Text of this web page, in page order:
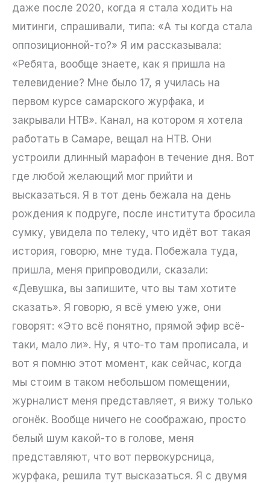
даже после 2020, когда я стала ходить на
митинги, спрашивали, типа: «А ты когда стала
оппозиционной-то?» Я им рассказывала:
«Ребята, вообще знаете, как я пришла на
телевидение? Мне было 17, я училась на
первом курсе самарского журфака, и
закрывали НТВ». Канал, на котором я хотела
работать в Самаре, вещал на НТВ. Они
устроили длинный марафон в течение дня. Вот
где любой желающий мог прийти и
высказаться. Я в тот день бежала на день
рождения к подруге, после института бросила
сумку, увидела по телеку, что идёт вот такая
история, говорю, мне туда. Побежала туда,
пришла, меня припроводили, сказали:
«Девушка, вы запишите, что вы там хотите
сказать». Я говорю, я всё умею уже, они
говорят: «Это всё понятно, прямой эфир всё-
таки, мало ли». Ну, я что-то там прописала, и
вот я помню этот момент, как сейчас, когда
мы стоим в таком небольшом помещении,
журналист меня представляет, я вижу только
огонёк. Вообще ничего не соображаю, просто
белый шум какой-то в голове, меня
представляют, что вот первокурсница,
журфака, решила тут высказаться. Я с двумя